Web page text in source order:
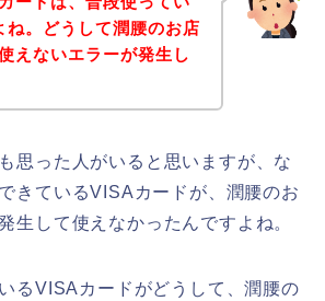
ね。どうして潤腰のお店
えないエラーが発生し
思った人がいると思いますが、な
きているVISAカードが、潤腰のお
生して使えなかったんですよね。
るVISAカードがどうして、潤腰の